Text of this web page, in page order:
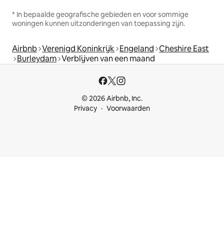
* In bepaalde geografische gebieden en voor sommige
woningen kunnen uitzonderingen van toepassing zijn.
Airbnb Verenigd Koninkrijk Engeland Cheshire East
Burleydam Verblijven van een maand
© 2026 Airbnb, Inc.
Privacy
Voorwaarden